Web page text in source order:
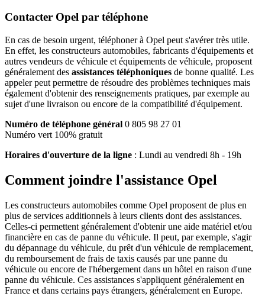
Contacter Opel par téléphone
En cas de besoin urgent, téléphoner à Opel peut s'avérer très utile.
En effet, les constructeurs automobiles, fabricants d'équipements et
autres vendeurs de véhicule et équipements de véhicule, proposent
généralement des assistances téléphoniques de bonne qualité. Les
appeler peut permettre de résoudre des problèmes techniques mais
également d'obtenir des renseignements pratiques, par exemple au
sujet d'une livraison ou encore de la compatibilité d'équipement.
Numéro de téléphone général 0 805 98 27 01
Numéro vert 100% gratuit
Horaires d'ouverture de la ligne : Lundi au vendredi 8h - 19h
Comment joindre l'assistance Opel
Les constructeurs automobiles comme Opel proposent de plus en
plus de services additionnels à leurs clients dont des assistances.
Celles-ci permettent généralement d'obtenir une aide matériel et/ou
financière en cas de panne du véhicule. Il peut, par exemple, s'agir
du dépannage du véhicule, du prêt d'un véhicule de remplacement,
du remboursement de frais de taxis causés par une panne du
véhicule ou encore de l'hébergement dans un hôtel en raison d'une
panne du véhicule. Ces assistances s'appliquent généralement en
France et dans certains pays étrangers, généralement en Europe.